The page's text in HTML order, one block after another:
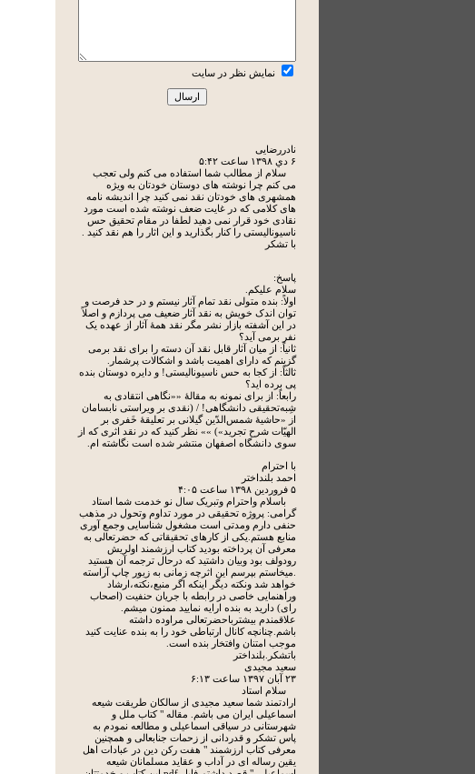
نمایش نظر در سایت
نادررضایی
۶ دي ۱۳۹۸ ساعت ۵:۴۲
سلام از مطالب شما استفاده می کنم ولی تعجب
می کنم چرا نوشته های دوستان خودتان به ویژه
همشهری های خودتان نقد نمی کنید چرا اندیشه نامه
های کلامی که در غایت ضعف نوشته شده است مورد
نقادی خود قرار نمی دهید لطفا در مقام تحقیق حس
ناسیونالیستی را کنار بگذارید و این اثار را هم نقد کنید .
با تشکر
پاسخ:
سلام علیکم.
اولاً: بنده متولی نقد تمام آثار نیستم و در حد فرصت و
توان اندک خویش به نقد آثار ضعیف می پردازم و اصلاً
در این آشفته بازار نشر مگر نقد همۀ آثار از عهده یک
نفر برمی آید؟
ثانیاً: از میان آثار قابل نقد آن دسته را برای نقد برمی
گزینم که دارای اهمیت باشد و اشکالات پرشمار.
ثالثاً: از کجا به حس ناسیونالیستی! و دایره دوستان بنده
پی برده اید؟
رابعاً: از برای نمونه به مقالۀ ««نگاهی انتقادی به
شِبه‌تحقیقی دانشگاهی! / (نقدی بر ویراستی نابسامان
از «حاشیۀ شمس‌الدّین گیلانی بر تعلیقۀ خَفری بر
الهیّات شرح تجرید») »» نظر کنید که در نقد اثری که از
سوی دانشگاه اصفهان منتشر شده است نگاشته ام.
با احترام
احمد بلنداختر
۵ فروردين ۱۳۹۸ ساعت ۴:۰۵
باسلام واحترام وتبریک سال نو خدمت شما استاد
گرامی: پروژه تحقیقی در مورد تداوم وتحول در مذهب
حنفی دارم ومدتی است مشغول شناسایی وجمع آوری
منابع هستم.یکی از کارهای تحقیقاتی که حضرتعالی به
معرفی آن پرداخته بودید کتاب ارزشمند اولریش
رودولف بود وبیان داشتید که درحال ترجمه آن هستید
.میخاستم بپرسم این اثرچه زمانی به زیور چاپ آراسته
خواهد شد ونکته دیگر اینکه اگر منبع،نکته،ارشاد
وراهنمایی خاصی در رابطه با جریان حنفیت (اصحاب
رای) دارید به بنده ارایه نمایید ممنون میشم.
علاقمندم بیشترباحضرتعالی مراوده داشته
باشم.چنانچه کانال ارتباطی خود را به بنده عنایت کنید
موجب امتنان وافتخار بنده است.
باتشکر.بلنداختر
سعید مجیدی
۲۳ آبان ۱۳۹۷ ساعت ۶:۱۳
سلام استاد
ارادتمند شما سعید مجیدی از سالکان طریقت شیعه
اسماعیلی ایران می باشم. مقاله " کتاب ملل و
شهرستانی در سیاقی اسماعیلی و مطالعه نمودم به
پاس تشکر و قدردانی از زحمات جنابعالی و همچنین
معرفی کتاب ارزشمند " هفت رکن دین در عبادات اهل
یقین رساله ای در آداب و عقاید مسلمانان شیعه